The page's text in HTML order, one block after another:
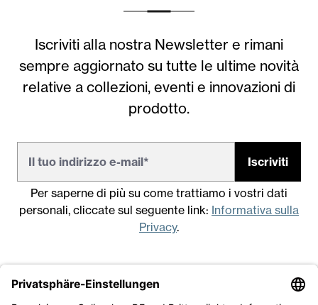
Iscriviti alla nostra Newsletter e rimani
sempre aggiornato su tutte le ultime novità
relative a collezioni, eventi e innovazioni di
prodotto.
Iscriviti
Per saperne di più su come trattiamo i vostri dati
personali, cliccate sul seguente link: Informativa sulla
Privacy.